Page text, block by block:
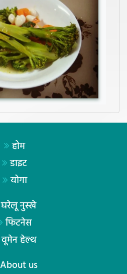
होम
डाइट
योगा
घरेलू नुस्खे
फिटनेस
वूमेन हेल्थ
About us